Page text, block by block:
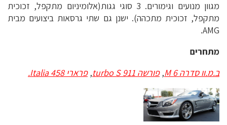
מגוון מנועים וגימורים. 3 סוגי גגות(אלומיניום מתקפל, זכוכית
מתקפל, זכוכית מתכהה). ישנן גם שתי גרסאות ביצועים מבית
AMG.
מתחרים
ב.מ.וו סדרה 6 M
,פורשה 911 turbo S ,פרארי Italia 458.